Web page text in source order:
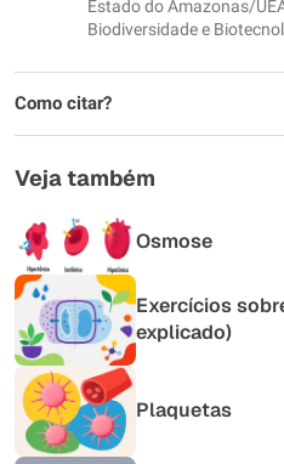
Estado do Amazonas/
Biodiversidade e
Como citar?
Veja também
Osmose
Exercícios
explicado)
Plaquetas